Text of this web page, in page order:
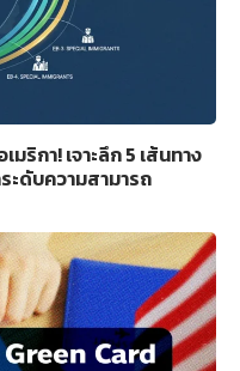
ริกา! เจาะลึก 5 เส้นทาง
ะดับความสามารถ